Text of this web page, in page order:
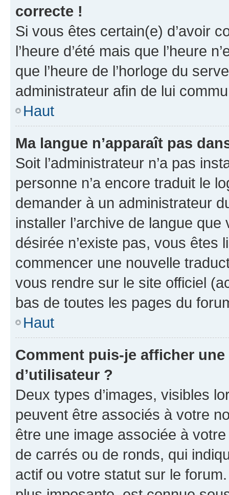
correcte !
Si vous êtes certain(e) d’avoir
l’heure d’été mais que l’heure
que l’heure de l’horloge du
administrateur afin de lui
Haut
Ma langue n’apparaît pas
Soit l’administrateur n’a pas
personne n’a encore traduit le
demander à un administrateur
installer l’archive de langue
désirée n’existe pas, vous êtes
commencer une nouvelle
vous rendre sur le site officiel
bas de toutes les pages du
Haut
Comment puis-je afficher
d’utilisateur ?
Deux types d’images, visibles
peuvent être associés à votre
être une image associée à
de carrés ou de ronds, qui
actif ou votre statut sur le